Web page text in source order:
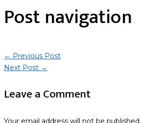
Post navigation
← Previous Post
Next Post →
Leave a Comment
Your email address will not be published.